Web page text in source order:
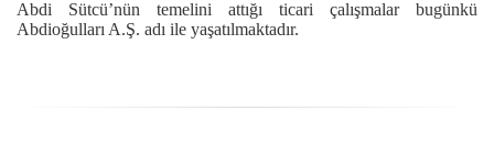
Abdi Sütcü’nün temelini attığı ticari çalışmalar bugünkü
Abdioğulları A.Ş. adı ile yaşatılmaktadır.